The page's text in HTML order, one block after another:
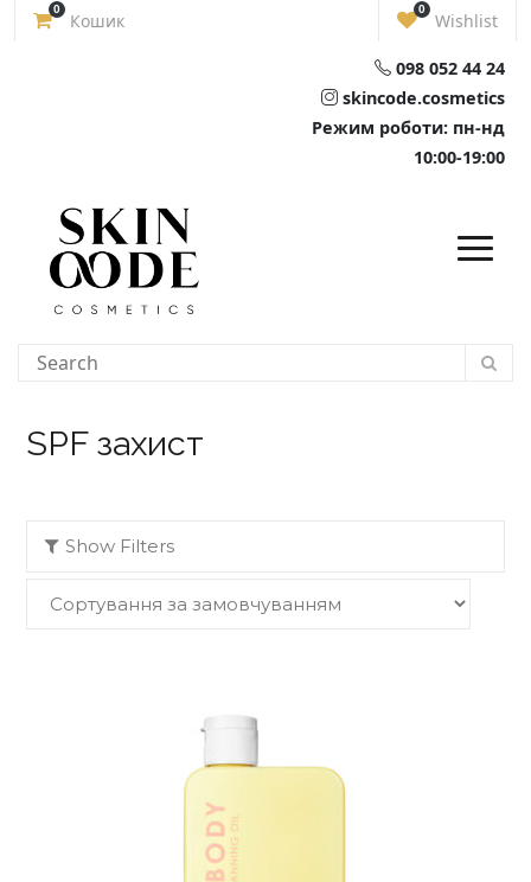
Skip
0
Кошик
0
Wishlist
098 052 44 24
skincode.cosmetics
Режим роботи: пн-нд
10:00-19:00
SPF захист
Show Filters